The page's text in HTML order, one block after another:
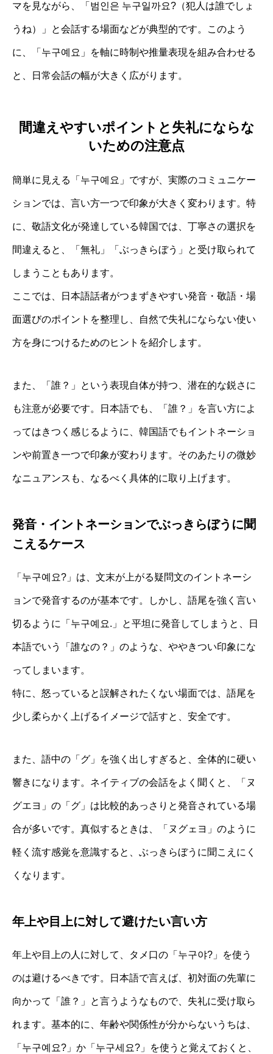
マを見ながら、「범인은 누구일까요?（犯人は誰でしょ
うね）」と会話する場面などが典型的です。このよう
に、「누구예요」を軸に時制や推量表現を組み合わせる
と、日常会話の幅が大きく広がります。
間違えやすいポイントと失礼にならな
いための注意点
簡単に見える「누구예요」ですが、実際のコミュニケー
ションでは、言い方一つで印象が大きく変わります。特
に、敬語文化が発達している韓国では、丁寧さの選択を
間違えると、「無礼」「ぶっきらぼう」と受け取られて
しまうこともあります。
ここでは、日本語話者がつまずきやすい発音・敬語・場
面選びのポイントを整理し、自然で失礼にならない使い
方を身につけるためのヒントを紹介します。
また、「誰？」という表現自体が持つ、潜在的な鋭さに
も注意が必要です。日本語でも、「誰？」を言い方によ
ってはきつく感じるように、韓国語でもイントネーショ
ンや前置き一つで印象が変わります。そのあたりの微妙
なニュアンスも、なるべく具体的に取り上げます。
発音・イントネーションでぶっきらぼうに聞
こえるケース
「누구예요?」は、文末が上がる疑問文のイントネーシ
ョンで発音するのが基本です。しかし、語尾を強く言い
切るように「누구예요.」と平坦に発音してしまうと、日
本語でいう「誰なの？」のような、ややきつい印象にな
ってしまいます。
特に、怒っていると誤解されたくない場面では、語尾を
少し柔らかく上げるイメージで話すと、安全です。
また、語中の「グ」を強く出しすぎると、全体的に硬い
響きになります。ネイティブの会話をよく聞くと、「ヌ
グエヨ」の「グ」は比較的あっさりと発音されている場
合が多いです。真似するときは、「ヌグェヨ」のように
軽く流す感覚を意識すると、ぶっきらぼうに聞こえにく
くなります。
年上や目上に対して避けたい言い方
年上や目上の人に対して、タメ口の「누구야?」を使う
のは避けるべきです。日本語で言えば、初対面の先輩に
向かって「誰？」と言うようなもので、失礼に受け取ら
れます。基本的に、年齢や関係性が分からないうちは、
「누구예요?」か「누구세요?」を使うと覚えておくと、